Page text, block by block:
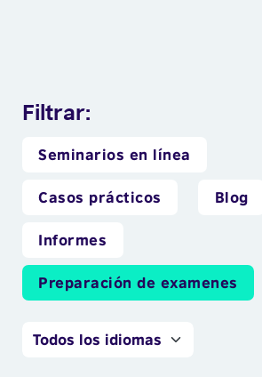
Filtrar:
Seminarios en línea
Casos prácticos Blog
Informes
Preparación de examenes